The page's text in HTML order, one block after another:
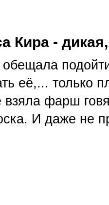
Кира -
её,... только
фарш
И даже не